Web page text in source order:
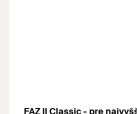
FAZ II Classic - pre